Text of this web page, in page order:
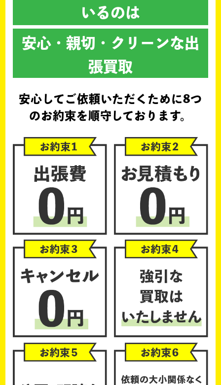
いるのは
安心・親切・クリーンな出
張買取
安心してご依頼いただくために8つ
のお約束を順守しております。